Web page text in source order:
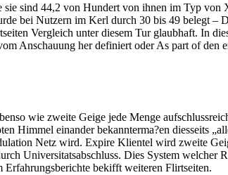
sind 44,2 von Hundert von ihnen im Typ
bei Nutzern im Kerl durch 30 bis 49 belegt –
Vergleich unter diesem Tur glaubhaft. In
Anschauung her definiert oder As part of den
wie zweite Geige jede Menge
Himmel einander bekannterma?en diesseits
Netz wird. Expire Klientel wird zweite
Universitatsabschluss. Dies System welcher
Erfahrungsberichte bekifft weiteren Flirtseiten.